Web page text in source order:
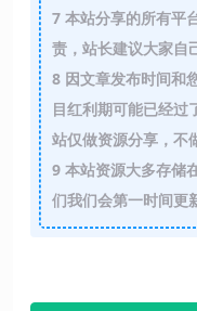
7本站分享的所有平
责，站长建议大家自
8因文章发布时间和
目红利期可能已经过
站仅做资源分享，不
9本站资源大多存储
们我们会第一时间更